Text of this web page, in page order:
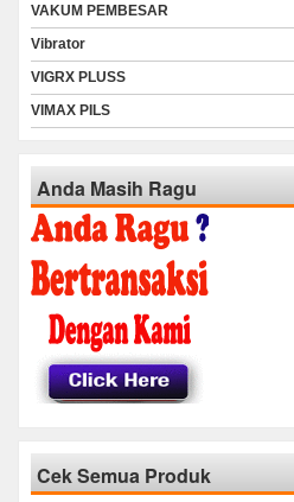
VAKUM PEMBESAR
Vibrator
VIGRX PLUSS
VIMAX PILS
Anda Masih Ragu
Cek Semua Produk